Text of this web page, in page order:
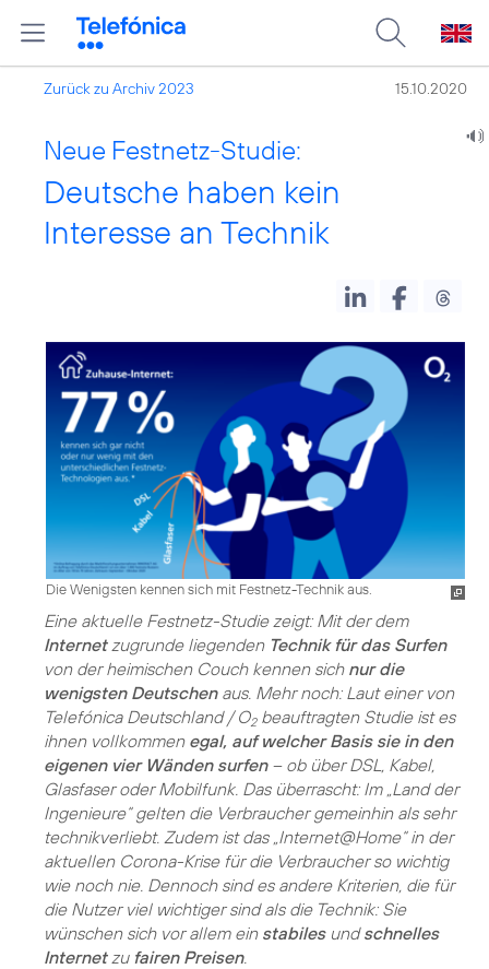
Zurück zu Archiv 2023 15.10.2020
Neue Festnetz-Studie:
Deutsche haben kein
Interesse an Technik
Die Wenigsten kennen sich mit Festnetz-Technik aus.
Eine aktuelle Festnetz-Studie zeigt: Mit der dem
Internetzugrunde liegenden Technik für das Surfen
von der heimischen Couch kennen sich nur die
wenigsten Deutschenaus. Mehr noch: Laut einer von
Telefónica Deutschland / O2beauftragten Studie ist es
ihnen vollkommen egal, auf welcher Basis sie in den
eigenen vier Wänden surfen– ob über DSL, Kabel,
Glasfaser oder Mobilfunk. Das überrascht: Im „Land der
Ingenieure“ gelten die Verbraucher gemeinhin als sehr
technikverliebt. Zudem ist das „Internet@Home“ in der
aktuellen Corona-Krise für die Verbraucher so wichtig
wie noch nie. Dennoch sind es andere Kriterien, die für
die Nutzer viel wichtiger sind als die Technik: Sie
wünschen sich vor allem ein stabilesundschnelles
Internetzu fairen Preisen.